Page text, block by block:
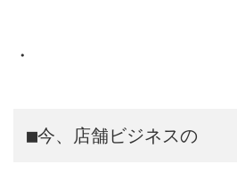
・
■今、店舗ビジネスの